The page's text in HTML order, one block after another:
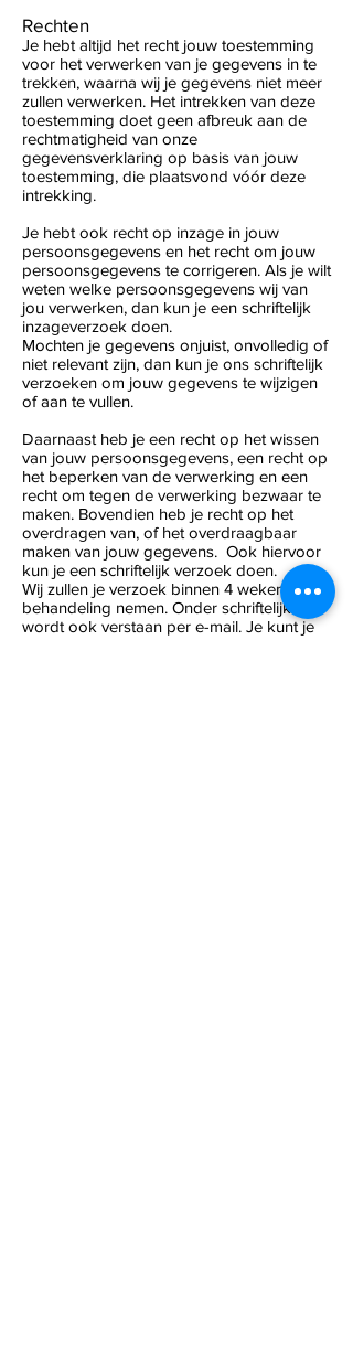
Rechten
Je hebt altijd het recht jouw toestemming
voor het verwerken van je gegevens in te
trekken, waarna wij je gegevens niet meer
zullen verwerken. Het intrekken van deze
toestemming doet geen afbreuk aan de
rechtmatigheid van onze
gegevensverklaring op basis van jouw
toestemming, die plaatsvond vóór deze
intrekking.
Je hebt ook recht op inzage in jouw
persoonsgegevens en het recht om jouw
persoonsgegevens te corrigeren. Als je wilt
weten welke persoonsgegevens wij van
jou verwerken, dan kun je een schriftelijk
inzageverzoek doen.
Mochten je gegevens onjuist, onvolledig of
niet relevant zijn, dan kun je ons schriftelijk
verzoeken om jouw gegevens te wijzigen
of aan te vullen.
Daarnaast heb je een recht op het wissen
van jouw persoonsgegevens, een recht op
het beperken van de verwerking en een
recht om tegen de verwerking bezwaar te
maken. Bovendien heb je recht op het
overdragen van, of het overdraagbaar
maken van jouw gegevens. Ook hiervoor
kun je een schriftelijk verzoek doen.
Wij zullen je verzoek binnen 4 weken in
behandeling nemen. Onder schriftelijk
wordt ook verstaan per e-mail. Je kunt je